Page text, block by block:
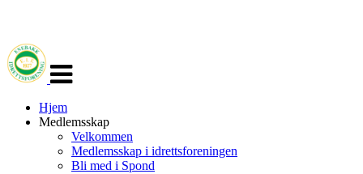
navigasjon
Hjem
Medlemsskap
Velkommen
Medlemsskap i idrettsforeningen
Bli med i Spond